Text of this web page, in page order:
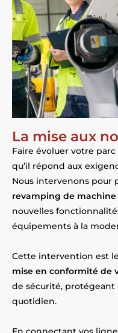
La mise aux
Faire évoluer votre parc
qu’il répond aux
Nous intervenons pour
revamping de
nouvelles
équipements à la
Cette intervention est
mise en conformité de
de sécurité, protégeant
quotidien.